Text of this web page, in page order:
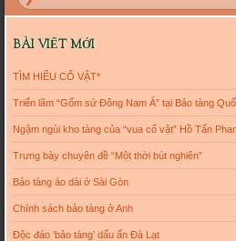
BÀI VIẾT MỚI
TÌM HIỂU CỔ VẬT*
Triển lãm “Gốm sứ Đông Nam Á” tại Bảo tàng
Ngậm ngùi kho tàng của “vua cổ vật” Hồ Tấn
Trưng bày chuyên đề “Một thời bút nghiên”
Bảo tàng áo dài ở Sài Gòn
Chính sách bảo tàng ở Anh
Độc đáo ‘bảo tàng’ dấu ấn Đà Lạt